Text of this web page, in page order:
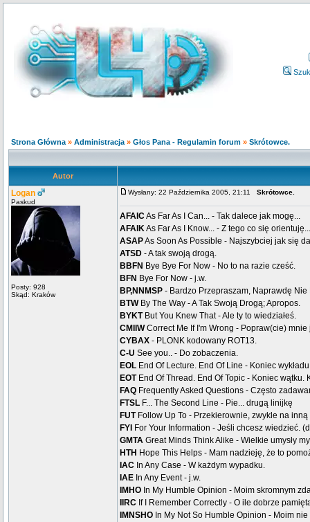
Strona Główna » Administracja » Głos Pana - Regulamin forum » Skrótowce.
Autor
Logan
Paskud
Posty: 928
Skąd: Kraków
Wysłany: 22 Października 2005, 21:11 Skrótowce.
AFAICAs Far As I Can... - Tak dalece jak mogę...
AFAIKAs Far As I Know... - Z tego co się orientuję...
ASAPAs Soon As Possible - Najszybciej jak się
ATSD - A tak swoją drogą.
BBFN Bye Bye For Now - No to na razie cześć.
BFN Bye For Now - j.w.
BP,NNMSP - Bardzo Przepraszam, Naprawdę Nie
BTWBy The Way - A Tak Swoją Drogą; Apropos.
BYKTBut You Knew That - Ale ty to wiedziałeś.
CMIIWCorrect Me If I'm Wrong - Popraw(cie) mnie
CYBAX - PLONK kodowany ROT13.
C-U See you.. - Do zobaczenia.
EOL End Of Lecture. End Of Line - Koniec
EOTEnd Of Thread. End Of Topic - Koniec wątku.
FAQ Frequently Asked Questions - Często
FTSL F... The Second Line - Pie... drugą linijkę
FUTFollow Up To - Przekierownie, zwykle na inną
FYI For Your Information - Jeśli chcesz wiedzieć.
GMTA Great Minds Think Alike - Wielkie umysły
HTH Hope This Helps - Mam nadzieję, że to
IAC In Any Case - W każdym wypadku.
IAE In Any Event - j.w.
IMHO In My Humble Opinion - Moim skromnym
IIRC If I Remember Correctly - O ile dobrze
IMNSHO In My Not So Humble Opinion - Moim